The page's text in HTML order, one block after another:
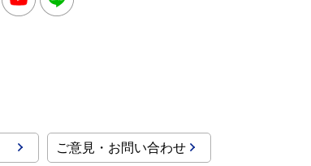
ご意見・お問い合わせ